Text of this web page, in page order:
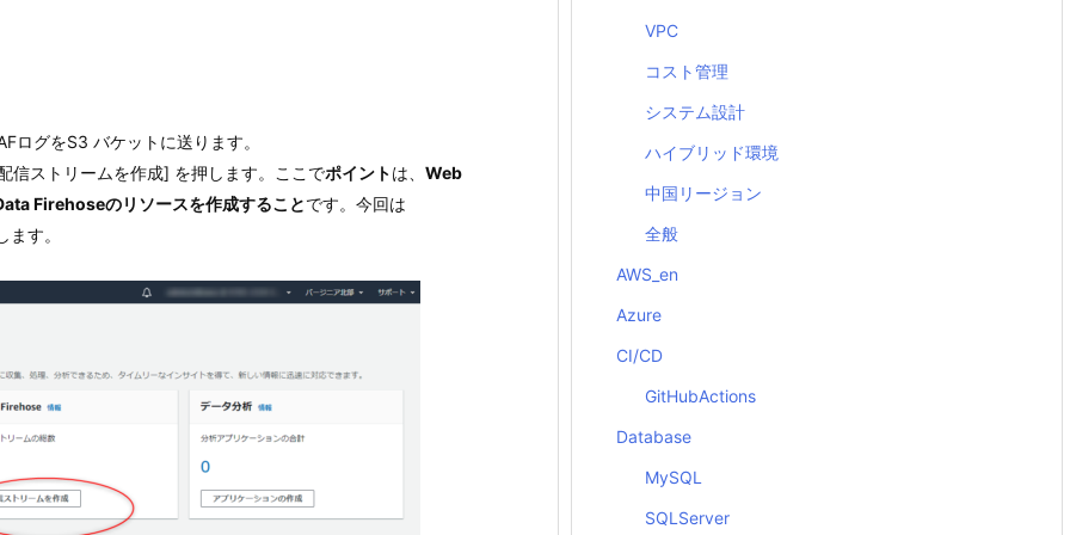
ログをS3 バケットに送ります。
信ストリームを作成] を押します。ここでポイントは、 Web
Firehoseのリソースを作成することです。今回は
す。
VPC
コスト管理
システム設計
ハイブリッド環境
中国リージョン
全般
AWS_en
Azure
CI/CD
GitHubActions
Database
MySQL
SQLServer